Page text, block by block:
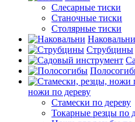
Слесарные тиски
Станочные тиски
Столярные тиски
Наковальни
Струбцины
ножи по дереву
Стамески по дереву
Токарные резцы по